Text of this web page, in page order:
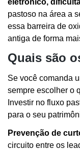
eletrônico,
pastoso na área a
essa barreira de
antiga de forma
Quais são
Se você comanda
sempre escolher o
Investir no fluxo
para o seu
Prevenção de
circuito entre os